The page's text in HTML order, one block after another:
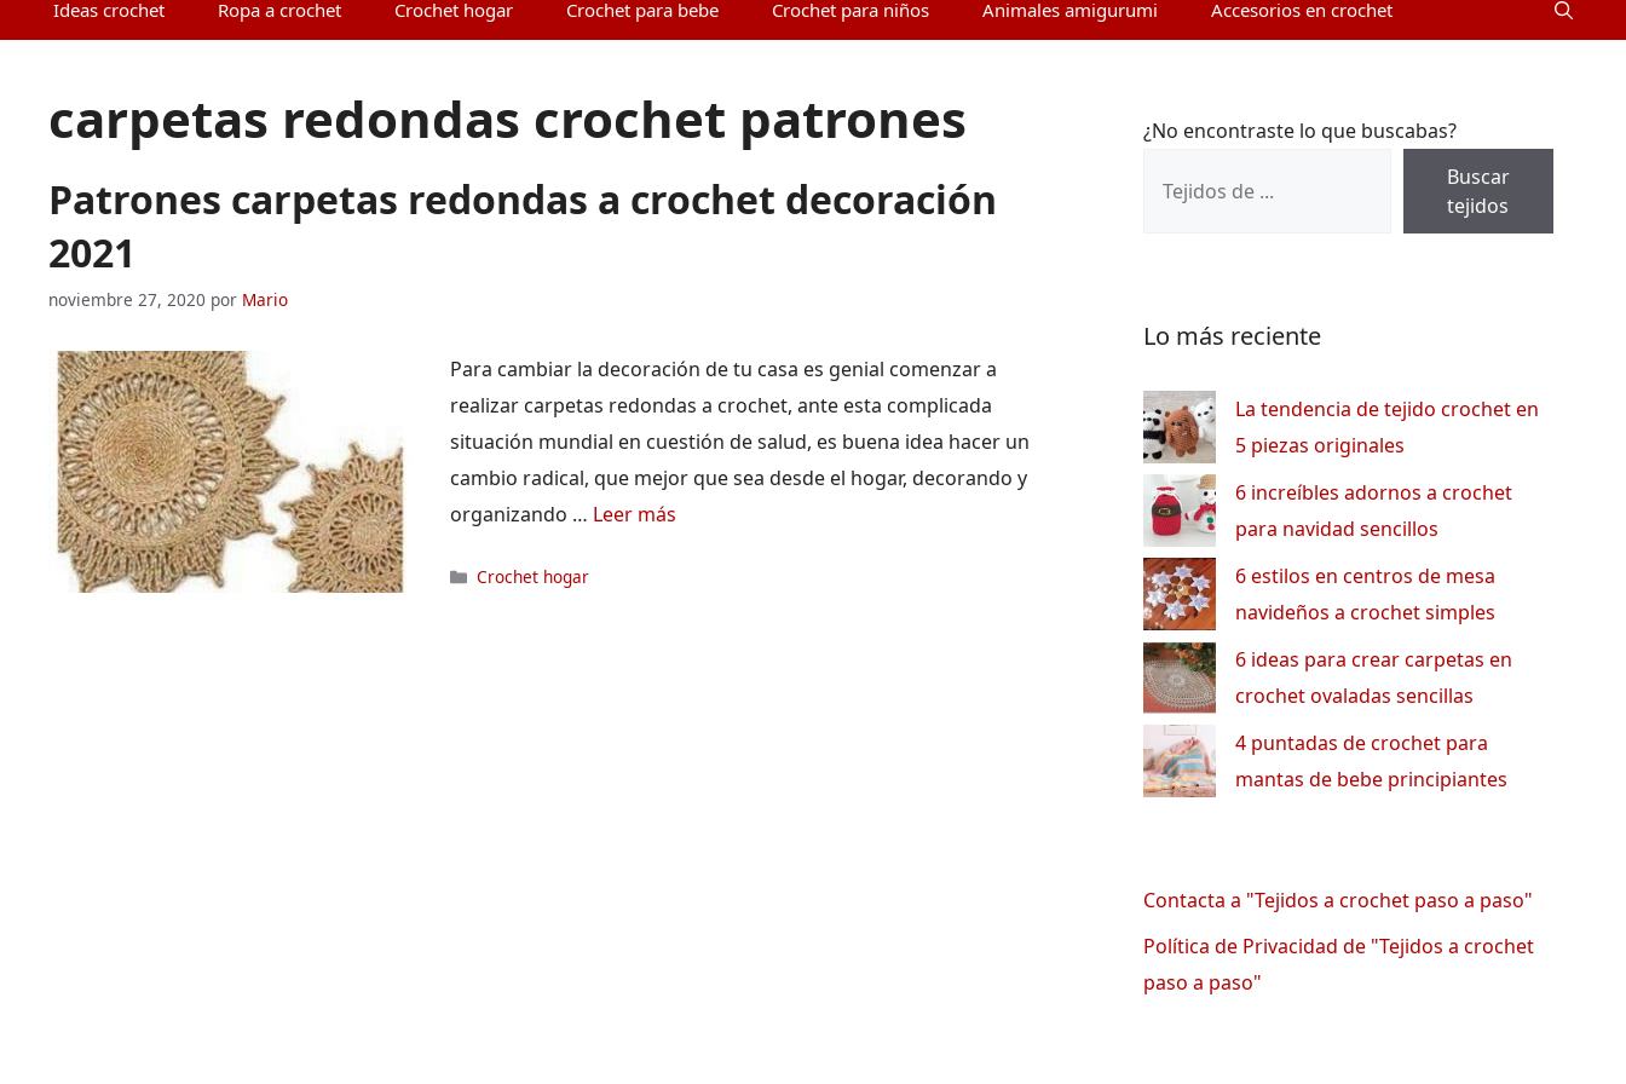
Ideas crochet Ropa a crochet Crochet hogar Crochet para bebe Crochet para niños Animales amigurumi Accesorios en crochet
carpetas redondas crochet patrones
Patrones carpetas redondas a crochet decoración
2021
noviembre 27, 2020 por Mario
Para cambiar la decoración de tu casa es genial comenzar a
realizar carpetas redondas a crochet, ante esta complicada
situación mundial en cuestión de salud, es buena idea hacer un
cambio radical, que mejor que sea desde el hogar, decorando y
organizando … Leer más
Categorías
Crochet hogar
¿No encontraste lo que buscabas?
Buscar
tejidos
Lo más reciente
La tendencia de tejido crochet en
5 piezas originales
6 increíbles adornos a crochet
para navidad sencillos
6 estilos en centros de mesa
navideños a crochet simples
6 ideas para crear carpetas en
crochet ovaladas sencillas
4 puntadas de crochet para
mantas de bebe principiantes
Contacta a "Tejidos a crochet paso a paso"
Política de Privacidad de "Tejidos a crochet
paso a paso"